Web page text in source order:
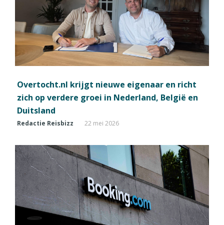
Overtocht.nl krijgt nieuwe eigenaar en richt
zich op verdere groei in Nederland, België en
Duitsland
Redactie Reisbizz 22 mei 2026